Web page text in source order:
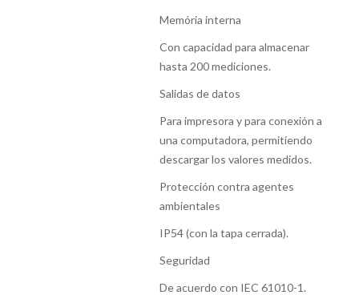
Memória interna
Con capacidad para almacenar
hasta 200 mediciones.
Salidas de datos
Para impresora y para conexión a
una computadora, permitiendo
descargar los valores medidos.
Protección contra agentes
ambientales
IP54 (con la tapa cerrada).
Seguridad
De acuerdo con IEC 61010-1.